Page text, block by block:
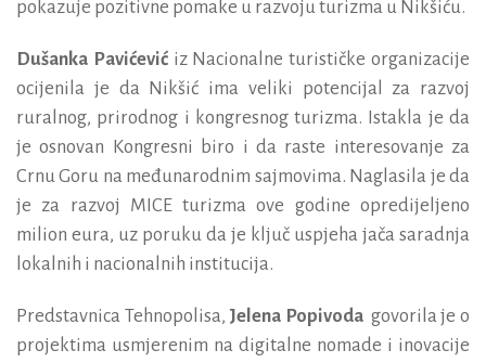
pokazuje pozitivne pomake u razvoju turizma u Nikšiću.
Dušanka Pavićevićiz Nacionalne turističke organizacije
ocijenila je da Nikšić ima veliki potencijal za razvoj
ruralnog, prirodnog i kongresnog turizma. Istakla je da
je osnovan Kongresni biro i da raste interesovanje za
Crnu Goru na međunarodnim sajmovima. Naglasila je da
je za razvoj MICE turizma ove godine opredijeljeno
milion eura, uz poruku da je ključ uspjeha jača saradnja
lokalnih i nacionalnih institucija.
Predstavnica Tehnopolisa, Jelena Popivoda govorila je o
projektima usmjerenim na digitalne nomade i inovacije